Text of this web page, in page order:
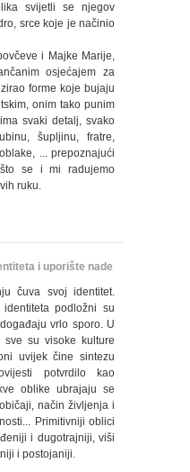
svijetli se njegov
srce koje je načinio
i Majke Marije,
osjećajem za
forme koje bujaju
onim tako punim
svaki detalj, svako
šupljinu, fratre,
... prepoznajući
se i mi radujemo
ruku.
i uporište nade
čuva svoj identitet.
podložni su
vrlo sporo. U
sve su visoke kulture
uvijek čine sintezu
potvrdilo kao
oblike ubrajaju se
način življenja i
Primitivniji oblici
i dugotrajniji, viši
i postojaniji.